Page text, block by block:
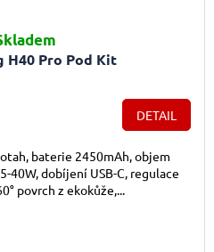
H40 Pro Pod Kit
DETAIL
baterie 2450mAh, objem
40W, dobíjení USB-C, regulace
povrch z ekokůže,...